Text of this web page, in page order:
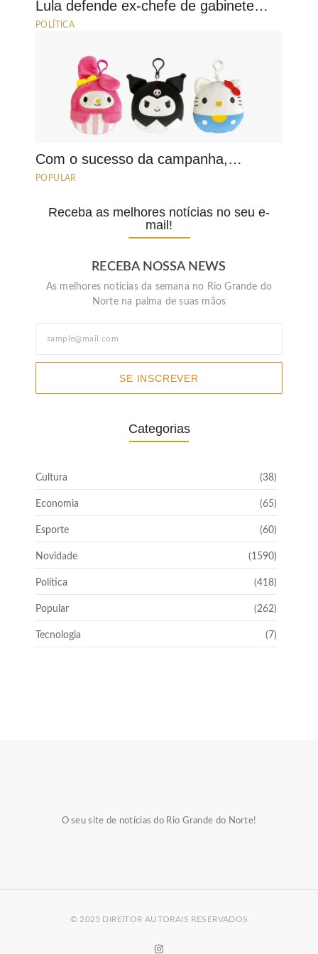
Lula defende ex-chefe de gabinete…
POLÍTICA
Com o sucesso da campanha,…
POPULAR
Receba as melhores notícias no seu e-
mail!
RECEBA NOSSA NEWS
As melhores noticias da semana no Rio Grande do
Norte na palma de suas mãos
SE INSCREVER
Categorias
Cultura (38)
Economia (65)
Esporte (60)
Novidade (1590)
Política (418)
Popular (262)
Tecnologia (7)
O seu site de notícias do Rio Grande do Norte!
© 2025 DIREITOR AUTORAIS RESERVADOS